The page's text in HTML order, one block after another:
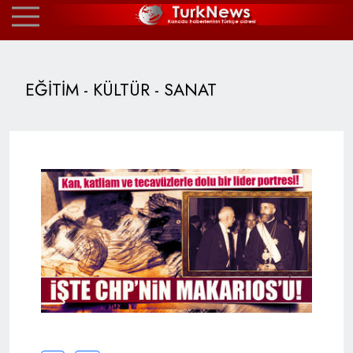
EĞİTİM - KÜLTÜR - SANAT